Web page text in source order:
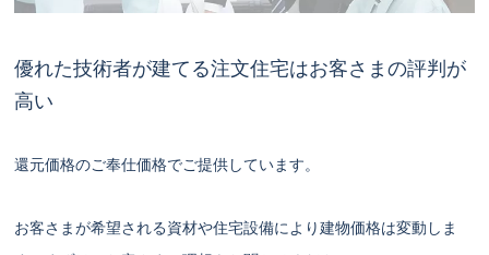
優れた技術者が建てる注文住宅はお客さまの評判が
高い
還元価格のご奉仕価格でご提供しています。
お客さまが希望される資材や住宅設備により建物価格は変動しま